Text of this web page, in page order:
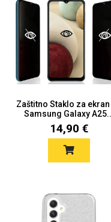
Zaštitno Staklo za ekran
Samsung Galaxy
14,90 €
Gym
Huawei
LCD Tablet